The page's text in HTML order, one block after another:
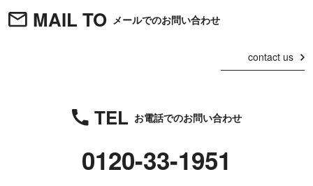
MAIL TO メールでのお問い合わせ
contact us
TEL お電話でのお問い合わせ
0120-33-1951